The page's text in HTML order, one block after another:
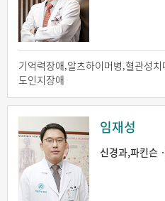
기억력장애,알츠하이머병,혈관성
도인지장애
임재성
신경과,파킨슨